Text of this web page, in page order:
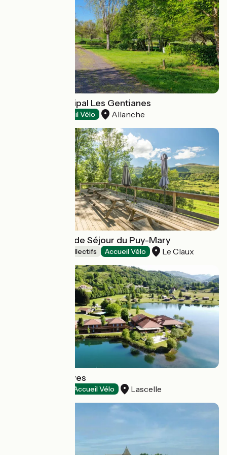
Camping municipal Les Gentianes
Accueil Vélo Allanche
Gîte d'étape et de Séjour du Puy-Mary
Hébergements collectifs Accueil Vélo Le Claux
Le Lac des Graves
Accueil Vélo Lascelle